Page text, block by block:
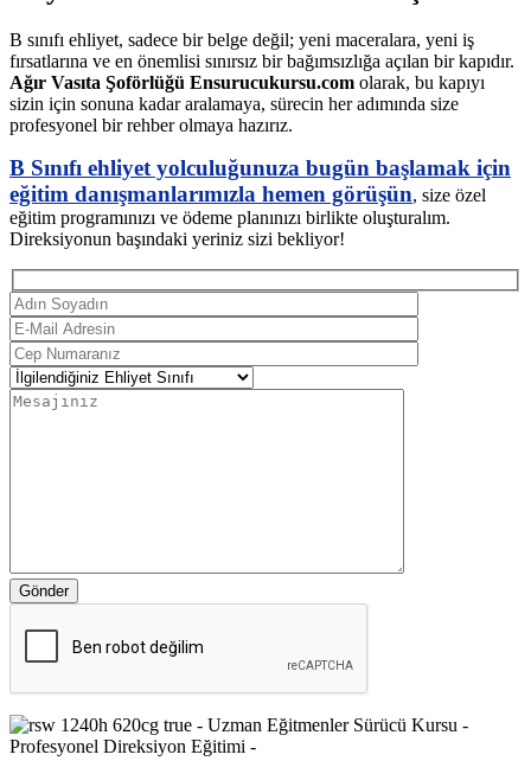
B sınıfı ehliyet, sadece bir belge değil; yeni maceralara, yeni iş
fırsatlarına ve en önemlisi sınırsız bir bağımsızlığa açılan bir kapıdır.
Ağır Vasıta Şoförlüğü Ensurucukursu.com olarak, bu kapıyı
sizin için sonuna kadar aralamaya, sürecin her adımında size
profesyonel bir rehber olmaya hazırız.
B Sınıfı ehliyet yolculuğunuza bugün başlamak için
eğitim danışmanlarımızla hemen görüşün, size özel
eğitim programınızı ve ödeme planınızı birlikte oluşturalım.
Direksiyonun başındaki yeriniz sizi bekliyor!
Gönder